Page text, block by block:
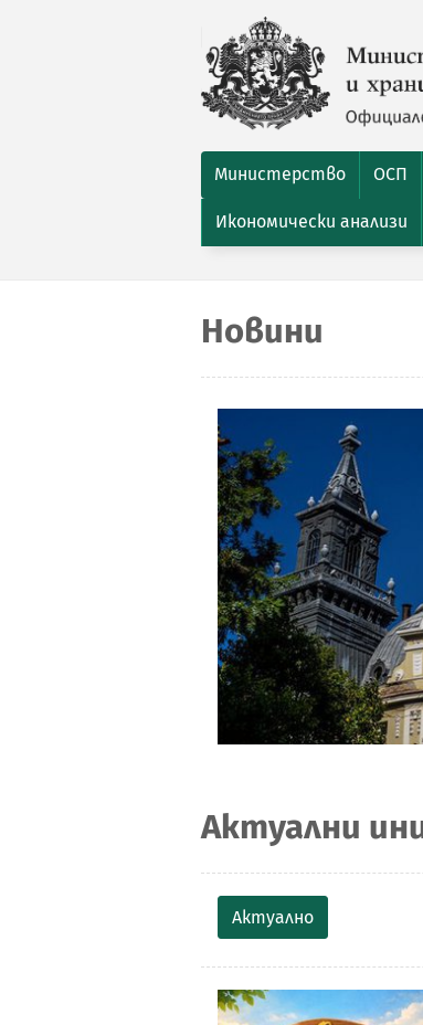
Министерство ОСП
Икономически анализи
Новини
Актуални
Актуално